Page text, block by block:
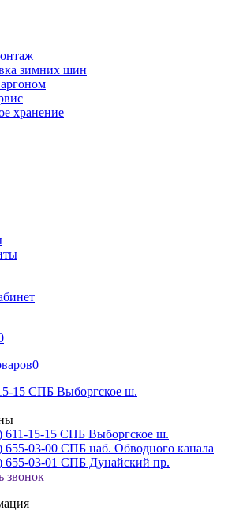
зимних шин
хранение
0
15 СПБ Выборгское ш.
611-15-15 СПБ Выборгское ш.
655-03-00 СПБ наб. Обводного канала
655-03-01 СПБ Дунайский пр.
звонок